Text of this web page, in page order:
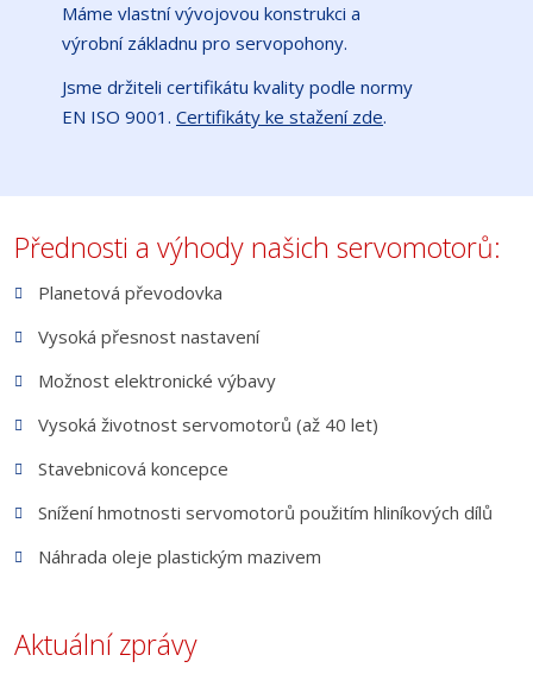
Máme vlastní vývojovou konstrukci a
výrobní základnu pro servopohony.
Jsme držiteli certifikátu kvality podle normy
EN ISO 9001. Certifikáty ke stažení zde.
Přednosti a výhody našich servomotorů:
Planetová převodovka
Vysoká přesnost nastavení
Možnost elektronické výbavy
Vysoká životnost servomotorů (až 40 let)
Stavebnicová koncepce
Snížení hmotnosti servomotorů použitím hliníkových dílů
Náhrada oleje plastickým mazivem
Aktuální zprávy